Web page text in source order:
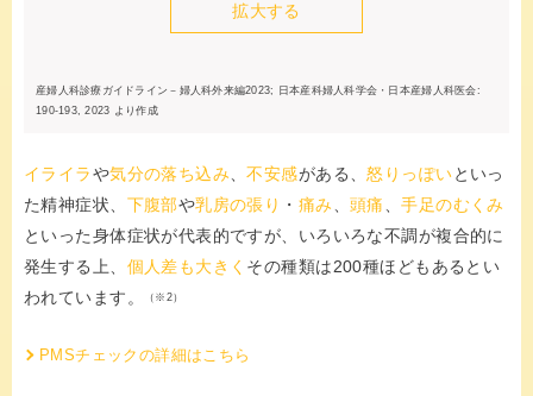
拡大する
産婦人科診療ガイドライン－婦人科外来編2023; 日本産科婦人科学会・日本産婦人科医会:
190-193, 2023 より作成
イライラや気分の落ち込み 、不安感がある、怒りっぽいといっ
た精神症状、 下腹部や乳房の張り ・ 痛み 、頭痛 、手足のむくみ
といった身体症状が代表的ですが、いろいろな不調が複合的に
発生する上、 個人差も大きく その種類は200種ほどもあるとい
われています。
（※2）
PMSチェックの詳細はこちら